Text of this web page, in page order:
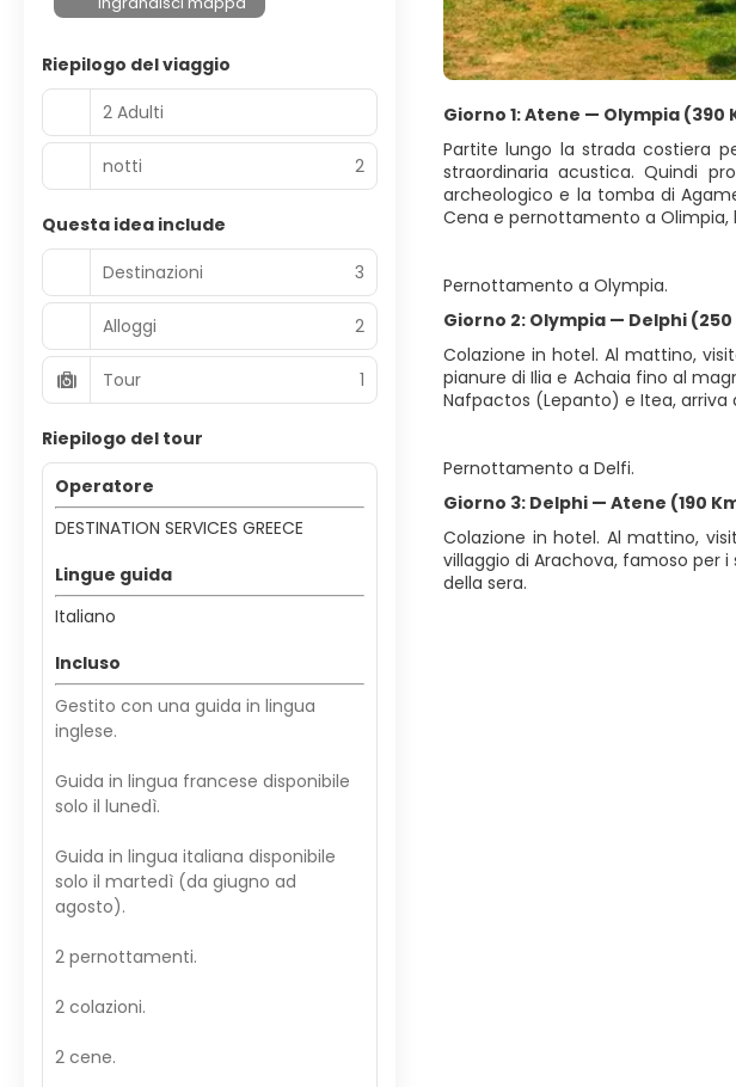
Giorno 1: Atene — Olympia (390
Partite lungo la strada costiera
straordinaria acustica. Quindi
archeologico e la tomba di
Cena e pernottamento a Olimpia,
Pernottamento a Olympia.
Giorno 2: Olympia — Delphi
Colazione in hotel. Al mattino,
pianure di Ilia e Achaia fino al
Nafpactos (Lepanto) e Itea,
Pernottamento a Delfi.
Giorno 3: Delphi — Atene (190
Colazione in hotel. Al mattino,
villaggio di Arachova, famoso per
della sera.
Riepilogo del viaggio
2 Adulti
notti 2
Questa idea include
Destinazioni
3
Alloggi 2
Tour 1
Riepilogo del tour
Operatore
DESTINATION SERVICES GREECE
Lingue guida
Italiano
Incluso
Gestito con una guida in lingua
inglese.
Guida in lingua francese disponibile
solo il lunedì.
Guida in lingua italiana disponibile
solo il martedì (da giugno ad
agosto).
2 pernottamenti.
2 colazioni.
2 cene.